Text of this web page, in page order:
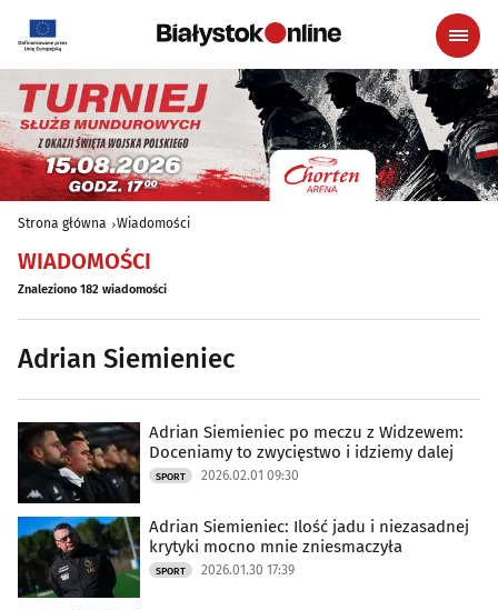
Strona główna Wiadomości
WIADOMOŚCI
Znaleziono 182 wiadomości
Adrian Siemieniec
Adrian Siemieniec po meczu z Widzewem:
Doceniamy to zwycięstwo i idziemy dalej
SPORT 2026.02.01 09:30
Adrian Siemieniec: Ilość jadu i niezasadnej
krytyki mocno mnie zniesmaczyła
SPORT 2026.01.30 17:39